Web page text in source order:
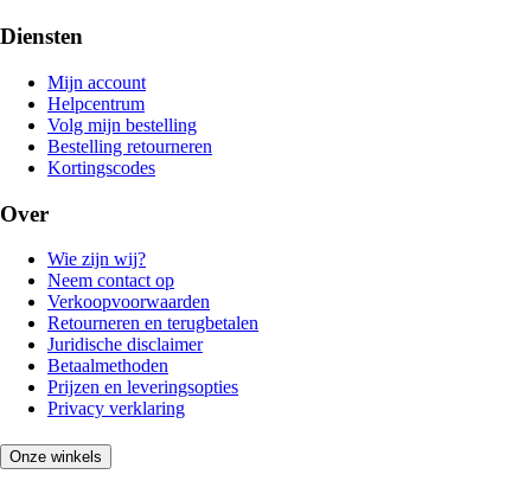
Diensten
Mijn account
Helpcentrum
Volg mijn bestelling
Bestelling retourneren
Kortingscodes
Over
Wie zijn wij?
Neem contact op
Verkoopvoorwaarden
Retourneren en terugbetalen
Juridische disclaimer
Betaalmethoden
Prijzen en leveringsopties
Privacy verklaring
Onze winkels